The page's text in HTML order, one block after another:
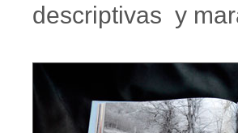
descriptivas y